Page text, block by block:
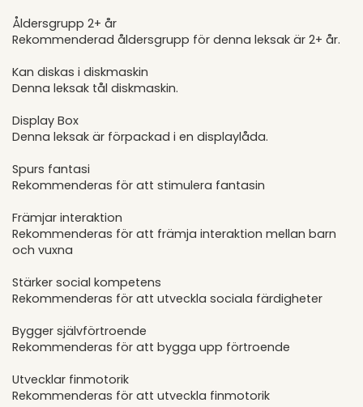
Åldersgrupp 2+ år
Rekommenderad åldersgrupp för denna leksak är 2+ år.
Kan diskas i diskmaskin
Denna leksak tål diskmaskin.
Display Box
Denna leksak är förpackad i en displaylåda.
Spurs fantasi
Rekommenderas för att stimulera fantasin
Främjar interaktion
Rekommenderas för att främja interaktion mellan barn
och vuxna
Stärker social kompetens
Rekommenderas för att utveckla sociala färdigheter
Bygger självförtroende
Rekommenderas för att bygga upp förtroende
Utvecklar finmotorik
Rekommenderas för att utveckla finmotorik